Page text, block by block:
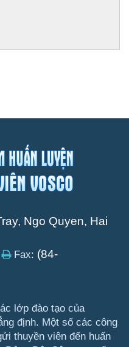
Ngo Quyen, Hai
Fax: (84-
lớp đào tạo của
định. Một số các công
thuyền viên đến huấn